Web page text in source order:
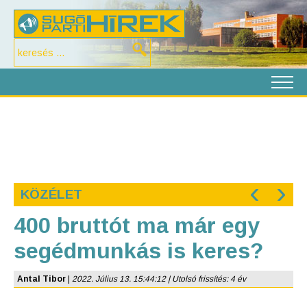
KÖZÉLET ‹ ›
400 bruttót ma már egy
segédmunkás is keres?
Antal Tibor 2022. Július 13. 15:44:12 | Utolsó frissítés: 4 év